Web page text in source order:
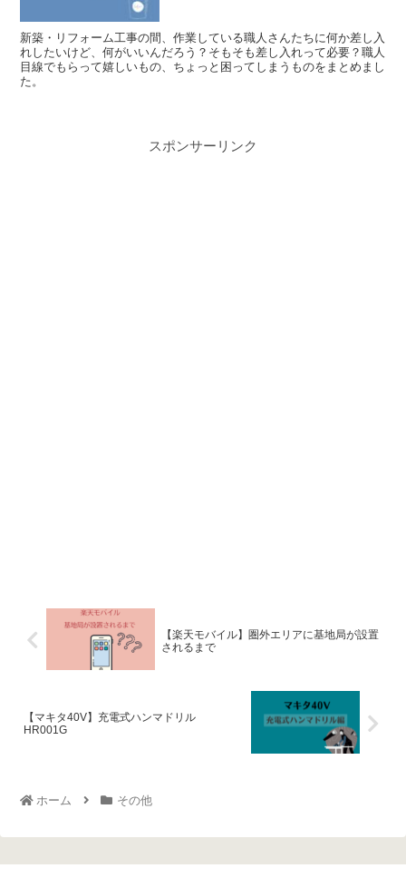
新築・リフォーム工事の間、作業している職人さんたちに何か差し入
れしたいけど、何がいいんだろう？そもそも差し入れって必要？職人
目線でもらって嬉しいもの、ちょっと困ってしまうものをまとめまし
た。
スポンサーリンク
【楽天モバイル】圏外エリアに基地局が設置
されるまで
【マキタ40V】充電式ハンマドリル
HR001G
ホーム その他